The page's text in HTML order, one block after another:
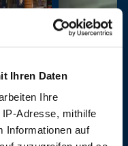
Ihren Daten
Ihre
Adresse, mithilfe
Informationen auf
PK vor